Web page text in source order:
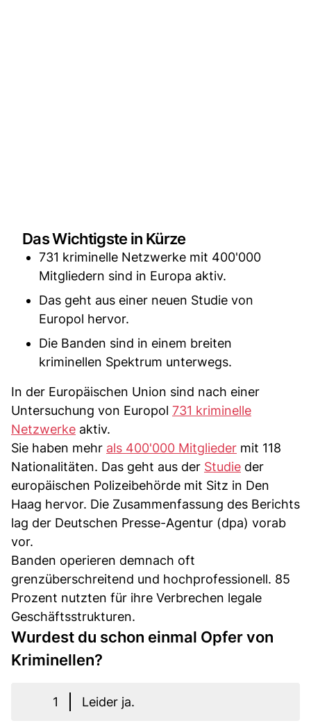
Das Wichtigste in Kürze
731 kriminelle Netzwerke mit 400'000
Mitgliedern sind in Europa aktiv.
Das geht aus einer neuen Studie von
Europol hervor.
Die Banden sind in einem breiten
kriminellen Spektrum unterwegs.
In der Europäischen Union sind nach einer
Untersuchung von Europol 731 kriminelle
Netzwerke aktiv.
Sie haben mehr als 400'000 Mitglieder mit 118
Nationalitäten. Das geht aus der Studie der
europäischen Polizeibehörde mit Sitz in Den
Haag hervor. Die Zusammenfassung des Berichts
lag der Deutschen Presse-Agentur (dpa) vorab
vor.
Banden operieren demnach oft
grenzüberschreitend und hochprofessionell. 85
Prozent nutzten für ihre Verbrechen legale
Geschäftsstrukturen.
Wurdest du schon einmal Opfer von
Kriminellen?
1 Leider ja.